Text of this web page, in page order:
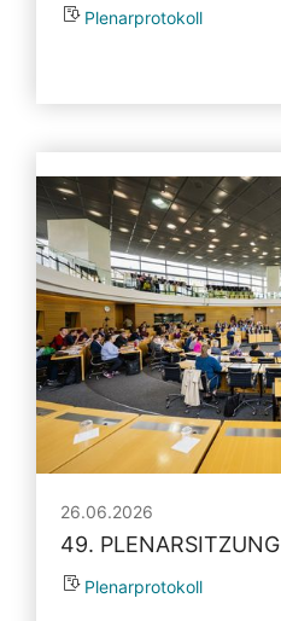
Plenarprotokoll
26.06.2026
49. PLENARSITZUNG
Plenarprotokoll